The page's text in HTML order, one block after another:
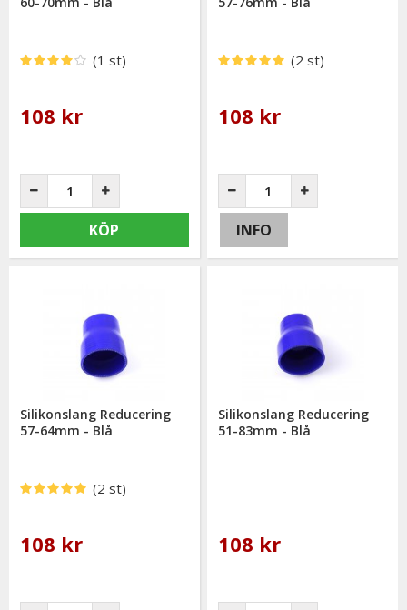
(1 st)
108 kr
KÖP
(2 st)
108 kr
INFO
Silikonslang Reducering
57-64mm - Blå
(2 st)
108 kr
Silikonslang Reducering
51-83mm - Blå
108 kr